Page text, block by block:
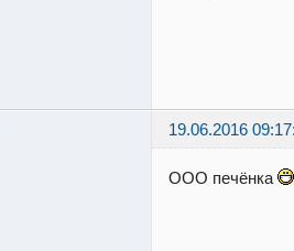
19.06.2016
ООО печёнка